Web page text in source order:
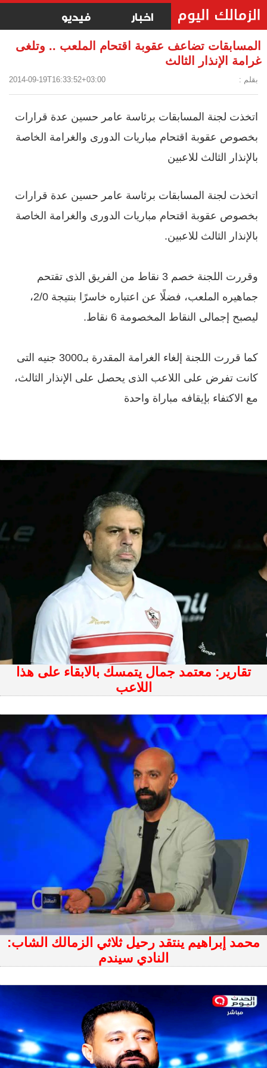
اخبار فيديو
المسابقات تضاعف عقوبة اقتحام الملعب .. وتلغى
غرامة الإنذار الثالث
بقلم : 2014-09-19T16:33:52+03:00
اتخذت لجنة المسابقات برئاسة عامر حسين عدة قرارات
بخصوص عقوبة اقتحام مباريات الدورى والغرامة الخاصة
بالإنذار الثالث للاعبين
اتخذت لجنة المسابقات برئاسة عامر حسين عدة قرارات
بخصوص عقوبة اقتحام مباريات الدورى والغرامة الخاصة
بالإنذار الثالث للاعبين.
وقررت اللجنة خصم 3 نقاط من الفريق الذى تقتحم
جماهيره الملعب، فضلًا عن اعتباره خاسرًا بنتيجة 2/0،
ليصبح إجمالى النقاط المخصومة 6 نقاط.
كما قررت اللجنة إلغاء الغرامة المقدرة بـ3000 جنيه التى
كانت تفرض على اللاعب الذى يحصل على الإنذار الثالث،
مع الاكتفاء بإيقافه مباراة واحدة
تقارير: معتمد جمال يتمسك بالابقاء على هذا
اللاعب
محمد إبراهيم ينتقد رحيل ثلاثي الزمالك الشاب:
النادي سيندم